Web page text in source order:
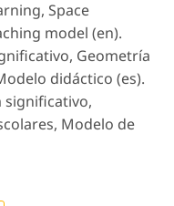
Space
model (en).
Geometría
didáctico (es).
significativo,
Modelo de